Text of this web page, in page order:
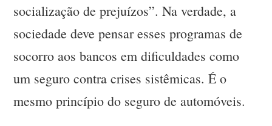
socialização de prejuízos”. Na verdade, a
sociedade deve pensar esses programas de
socorro aos bancos em dificuldades como
um seguro contra crises sistêmicas. É o
mesmo princípio do seguro de automóveis.